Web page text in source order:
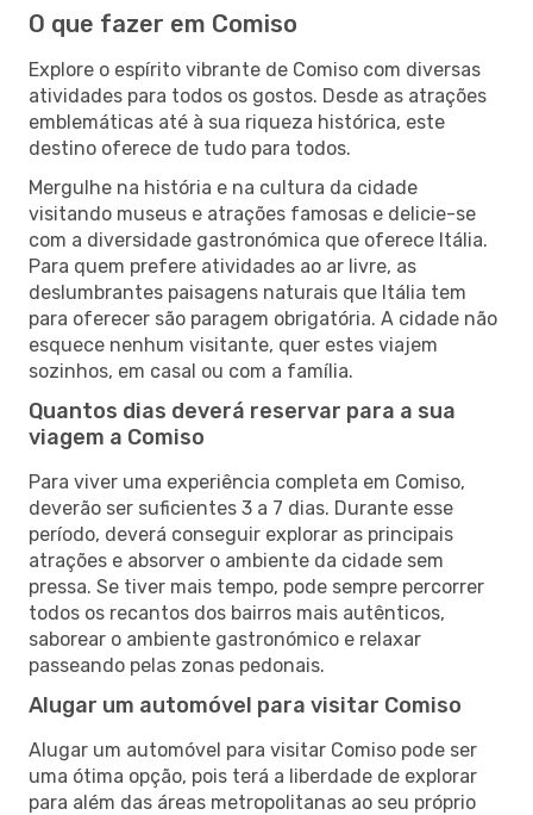
O que fazer em Comiso
Explore o espírito vibrante de Comiso com diversas
atividades para todos os gostos. Desde as atrações
emblemáticas até à sua riqueza histórica, este
destino oferece de tudo para todos.
Mergulhe na história e na cultura da cidade
visitando museus e atrações famosas e delicie-se
com a diversidade gastronómica que oferece Itália.
Para quem prefere atividades ao ar livre, as
deslumbrantes paisagens naturais que Itália tem
para oferecer são paragem obrigatória. A cidade não
esquece nenhum visitante, quer estes viajem
sozinhos, em casal ou com a família.
Quantos dias deverá reservar para a sua
viagem a Comiso
Para viver uma experiência completa em Comiso,
deverão ser suficientes 3 a 7 dias. Durante esse
período, deverá conseguir explorar as principais
atrações e absorver o ambiente da cidade sem
pressa. Se tiver mais tempo, pode sempre percorrer
todos os recantos dos bairros mais autênticos,
saborear o ambiente gastronómico e relaxar
passeando pelas zonas pedonais.
Alugar um automóvel para visitar Comiso
Alugar um automóvel para visitar Comiso pode ser
uma ótima opção, pois terá a liberdade de explorar
para além das áreas metropolitanas ao seu próprio